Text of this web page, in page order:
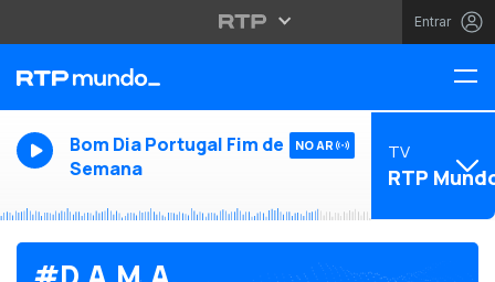
Entrar
Bom Dia Portugal Fim de
Semana
NO AR TV
RTP